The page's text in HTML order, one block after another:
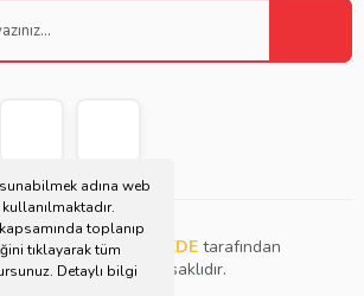
adına web
toplanıp
tıklayarak tüm
Detaylı bilgi
websitesiMüjdat DEDE tarafından
Tüm hakları saklıdır.